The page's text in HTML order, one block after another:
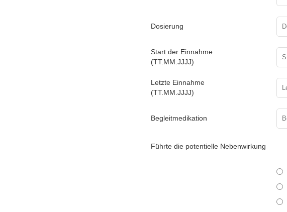
Dosierung
Start der Einnahme
(TT.MM.JJJJ)
Letzte Einnahme
(TT.MM.JJJJ)
Begleitmedikation
Führte die potentielle Nebenwirkung